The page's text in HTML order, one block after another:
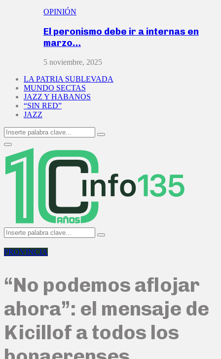
OPINIÓN
El peronismo debe ir a internas en
marzo…
5 noviembre, 2025
LA PATRIA SUBLEVADA
MUNDO SECTAS
JAZZ Y HABANOS
“SIN RED”
JAZZ
Search
for:
Search
Primary
Menu
Search
for:
Search
PROVINCIA
“No podemos aflojar
ahora”: el mensaje de
Kicillof a todos los